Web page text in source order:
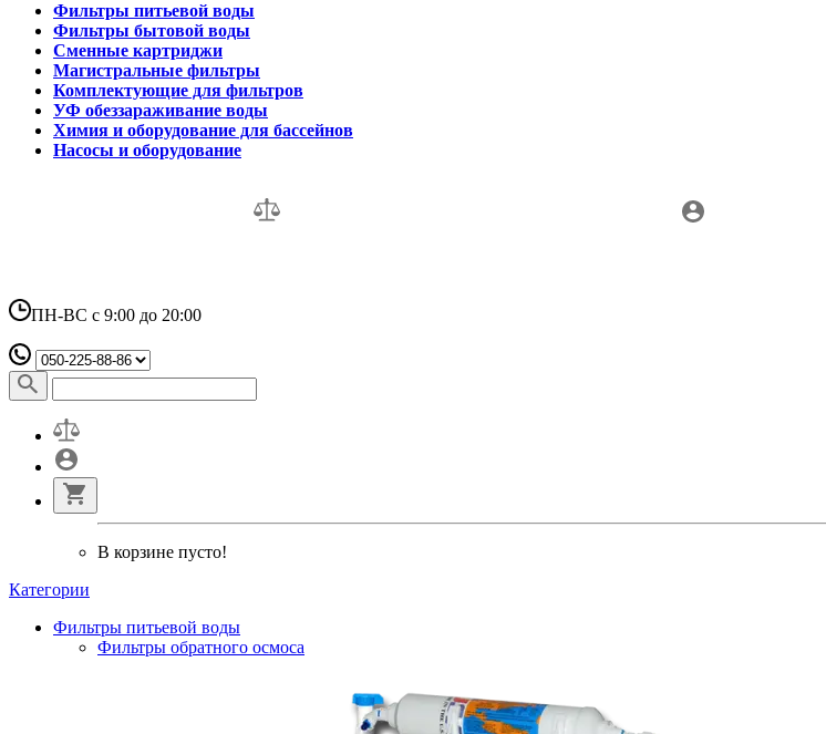
Фильтры питьевой воды
Фильтры бытовой воды
Сменные картриджи
Магистральные фильтры
Комплектующие для фильтров
УФ обеззараживание воды
Химия и оборудование для бассейнов
Насосы и оборудование
ПН-ВС с 9:00 до 20:00
В корзине пусто!
Категории
Фильтры питьевой воды
Фильтры обратного осмоса